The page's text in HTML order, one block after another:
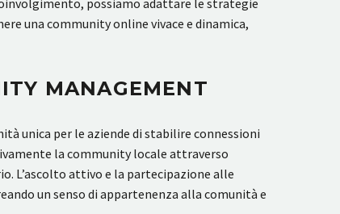
una community online vivace e dinamica,
MANAGEMENT
unica per le aziende di stabilire connessioni
la community locale attraverso
L’ascolto attivo e la partecipazione alle
un senso di appartenenza alla comunità e